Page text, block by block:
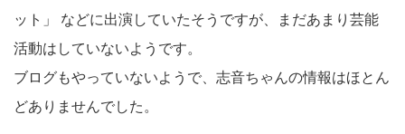
ット」 などに出演していたそうですが、まだあまり芸能
活動はしていないようです。
ブログもやっていないようで、志音ちゃんの情報はほとん
どありませんでした。